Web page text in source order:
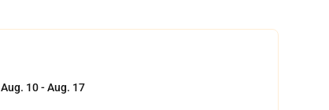
Aug. 10 - Aug. 17